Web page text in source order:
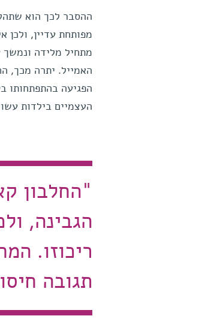
ההסבר לכך הוא
מפותחת עדיין, ולכן
מתחיל מלידה ונמשך
האמייל. יתרה מכך,
העצמיים בילדות
"החלבון
הגבינה,
ריכוזו.
תגובה